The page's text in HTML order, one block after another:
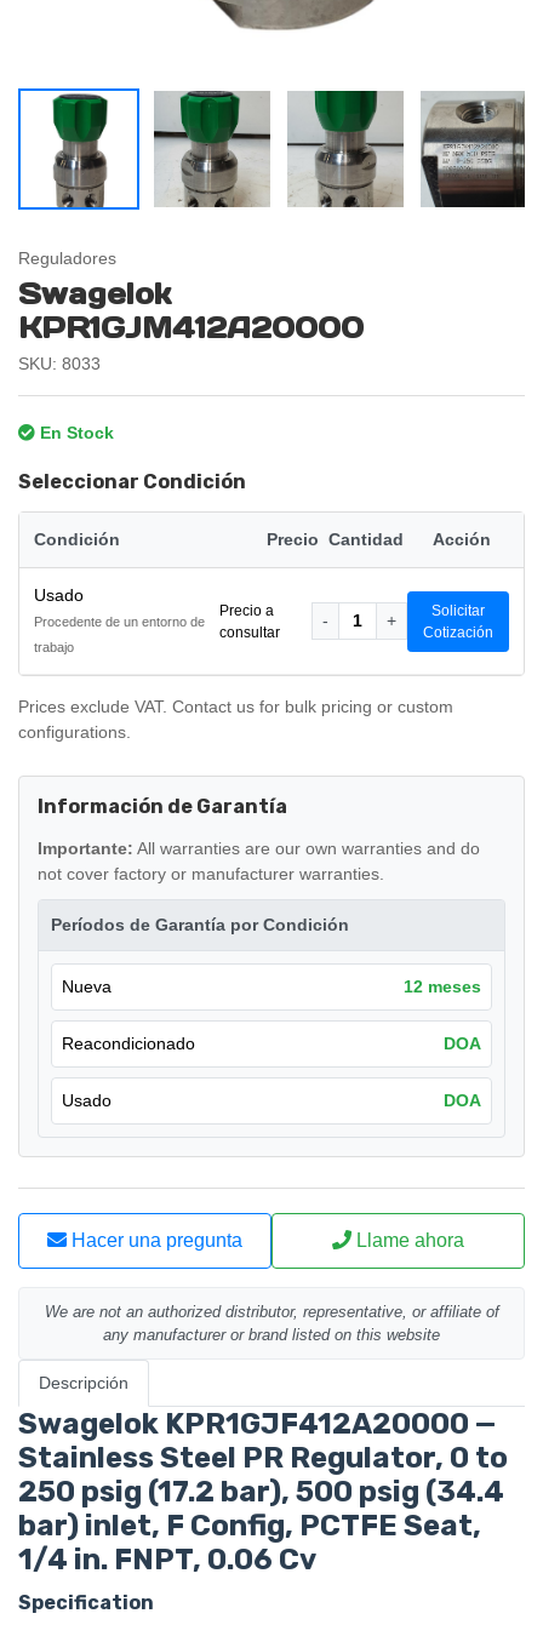
Reguladores
Swagelok
KPR1GJM412A20000
SKU: 8033
En Stock
Seleccionar Condición
Condición Precio Cantidad Acción
Usado
Procedente de un entorno de
trabajo
Precio a
consultar
- 1 +
Solicitar
Cotización
Prices exclude VAT. Contact us for bulk pricing or custom
configurations.
Información de Garantía
Importante: All warranties are our own warranties and do
not cover factory or manufacturer warranties.
Períodos de Garantía por Condición
Nueva 12 meses
Reacondicionado DOA
Usado DOA
Hacer una pregunta Llame ahora
We are not an authorized distributor, representative, or affiliate of
any manufacturer or brand listed on this website
Descripción
Swagelok KPR1GJF412A20000 —
Stainless Steel PR Regulator, 0 to
250 psig (17.2 bar), 500 psig (34.4
bar) inlet, F Config, PCTFE Seat,
1/4 in. FNPT, 0.06 Cv
Specification